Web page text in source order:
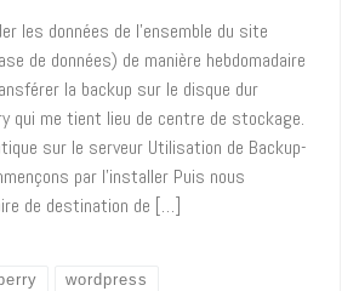
les données de l’ensemble du site
de données) de manière hebdomadaire
la backup sur le disque dur
qui me tient lieu de centre de stockage.
sur le serveur Utilisation de Backup-
par l’installer Puis nous
de destination de […]
wordpress